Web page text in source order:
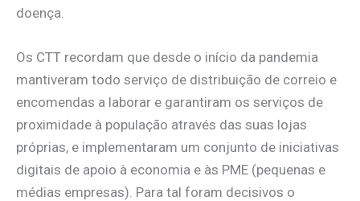
doença.
Os CTT recordam que desde o início da pandemia
mantiveram todo serviço de distribuição de correio e
encomendas a laborar e garantiram os serviços de
proximidade à população através das suas lojas
próprias, e implementaram um conjunto de iniciativas
digitais de apoio à economia e às PME (pequenas e
médias empresas). Para tal foram decisivos o